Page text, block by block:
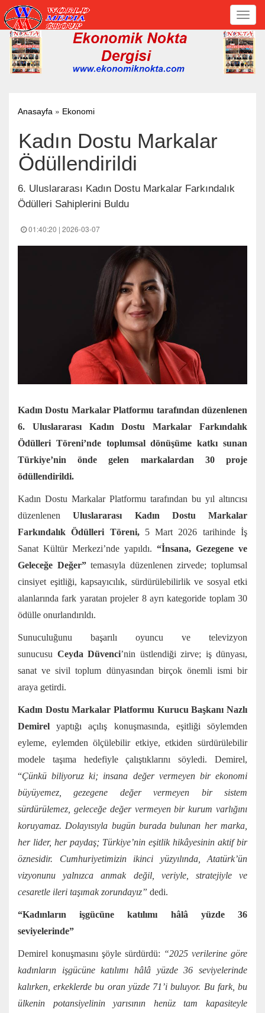
Anasayfa » Ekonomi
Kadın Dostu Markalar
Ödüllendirildi
6. Uluslararası Kadın Dostu Markalar Farkındalık
Ödülleri Sahiplerini Buldu
01:40:20 | 2026-03-07
Kadın Dostu Markalar Platformu tarafından düzenlenen
6. Uluslararası Kadın Dostu Markalar Farkındalık
Ödülleri Töreni’nde toplumsal dönüşüme katkı sunan
Türkiye’nin önde gelen markalardan 30 proje
ödüllendirildi.
Kadın Dostu Markalar Platformu tarafından bu yıl altıncısı
düzenlenenUluslararası Kadın Dostu Markalar
Farkındalık Ödülleri Töreni, 5 Mart 2026 tarihinde İş
Sanat Kültür Merkezi’nde yapıldı. “İnsana, Gezegene ve
Geleceğe Değer”temasıyla düzenlenen zirvede; toplumsal
cinsiyet eşitliği, kapsayıcılık, sürdürülebilirlik ve sosyal etki
alanlarında fark yaratan projeler 8 ayrı kategoride toplam 30
ödülle onurlandırıldı.
Sunuculuğunu başarılı oyuncu ve televizyon
sunucusu Ceyda Düvenci’nin üstlendiği zirve; iş dünyası,
sanat ve sivil toplum dünyasından birçok önemli ismi bir
araya getirdi.
Kadın Dostu Markalar Platformu Kurucu Başkanı Nazlı
Demirel yaptığı açılış konuşmasında, eşitliği söylemden
eyleme, eylemden ölçülebilir etkiye, etkiden sürdürülebilir
modele taşıma hedefiyle çalıştıklarını söyledi. Demirel,
“Çünkü biliyoruz ki; insana değer vermeyen bir ekonomi
büyüyemez, gezegene değer vermeyen bir sistem
sürdürülemez, geleceğe değer vermeyen bir kurum varlığını
koruyamaz. Dolayısıyla bugün burada bulunan her marka,
her lider, her paydaş; Türkiye’nin eşitlik hikâyesinin aktif bir
öznesidir. Cumhuriyetimizin ikinci yüzyılında, Atatürk’ün
vizyonunu yalnızca anmak değil, veriyle, stratejiyle ve
cesaretle ileri taşımak zorundayız” dedi.
“Kadınların işgücüne katılımı hâlâ yüzde 36
seviyelerinde”
Demirel konuşmasını şöyle sürdürdü: “2025 verilerine göre
kadınların işgücüne katılımı hâlâ yüzde 36 seviyelerinde
kalırken, erkeklerde bu oran yüzde 71’i buluyor. Bu fark, bu
ülkenin potansiyelinin yarısının henüz tam kapasiteyle